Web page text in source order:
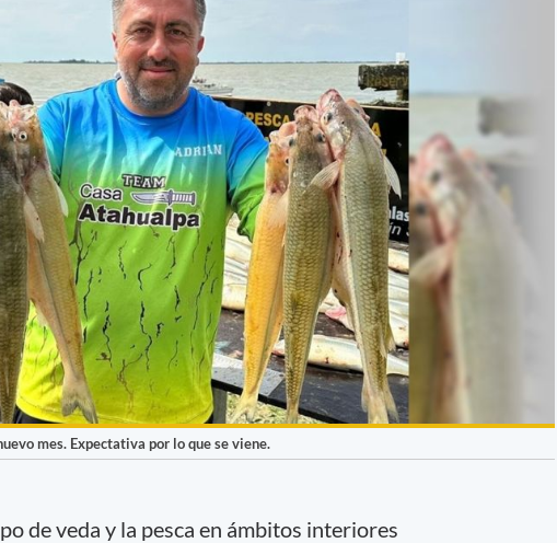
mes. Expectativa por lo que se viene.
de veda y la pesca en ámbitos interiores